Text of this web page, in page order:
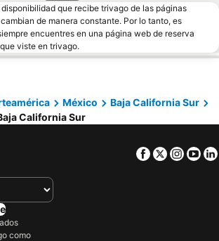
que recibe trivago de las páginas
de manera constante. Por lo tanto, es
encuentres en una página web de reserva
viste en trivago.
México
Baja California Sur
California Sur
Facebook
Twitter
como